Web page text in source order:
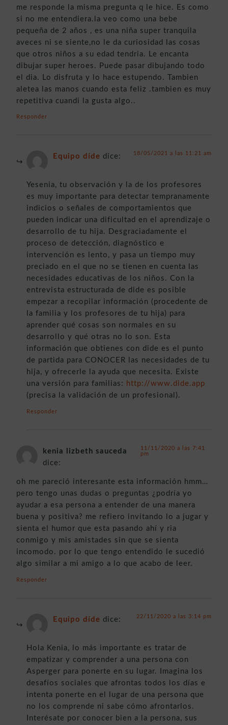
me responde la misma pregunta q le hice. Es como
si no me entendiera.la veo como una bebe
pequeña de 2 años , es una niña super tranquila
aveces ni se siente,no le da curiosidad las cosas
que otros niños a su edad tendria. Le encanta
dibujar super heroes. Puede pasar dibujando todo
el dia. Lo disfruta y lo hace estupendo. Tambien
aletea las manos cuando esta feliz .tambien es muy
repetitiva cuandi la gusta algo..
Responder
Equipo díde dice: 18/05/2021 a las 11:21 am
Yesenia, tu observación y la de los profesores
es muy importante para detectar tempranamente
indicios o señales de comportamientos que
pueden indicar una dificultad en el aprendizaje o
desarrollo de tu hija. Desgraciadamente el
proceso de detección, diagnóstico e
intervención es lento, y pasa un tiempo muy
preciado en el que no se tienen en cuenta las
necesidades educativas de los niños. Con la
entrevista estructurada de dide es posible
empezar a recopilar información (procedente de
la familia y los profesores de tu hija) para
aprender qué cosas son normales en su
desarrollo y qué otras no lo son. Esta
información que obtienes con dide es el punto
de partida para CONOCER las necesidades de tu
hija, y ofrecerle la ayuda que necesita. Existe
una versión para familias: http://www.dide.app
(precisa la validación de un profesional).
Responder
kenia lizbeth sauceda
dice:
11/11/2020 a las 7:41
pm
oh me pareció interesante esta información hmm…
pero tengo unas dudas o preguntas ¿podría yo
ayudar a esa persona a entender de una manera
buena y positiva? me refiero invitando lo a jugar y
sienta el humor que esta pasando ahí y ria
conmigo y mis amistades sin que se sienta
incomodo. por lo que tengo entendido le sucedió
algo similar a mi amigo a lo que acabo de leer.
Responder
Equipo díde dice: 22/11/2020 a las 3:14 pm
Hola Kenia, lo más importante es tratar de
empatizar y comprender a una persona con
Asperger para ponerte en su lugar. Imagina los
desafíos sociales que afrontas todos los días e
intenta ponerte en el lugar de una persona que
no los comprende ni sabe cómo afrontarlos.
Interésate por conocer bien a la persona, sus